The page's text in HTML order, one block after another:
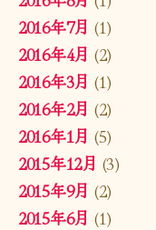
2016年7月 (1)
2016年4月 (2)
2016年3月 (1)
2016年2月 (2)
2016年1月 (5)
2015年12月 (3)
2015年9月 (2)
2015年6月 (1)